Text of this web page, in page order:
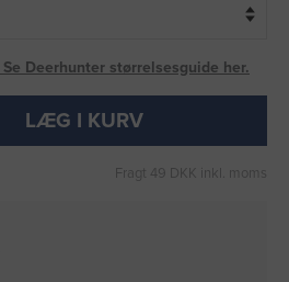
Se Deerhunter størrelsesguide her.
LÆG I KURV
Fragt 49 DKK inkl. moms